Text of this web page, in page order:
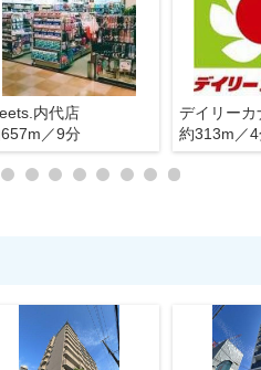
内代店
／9分
約313m／